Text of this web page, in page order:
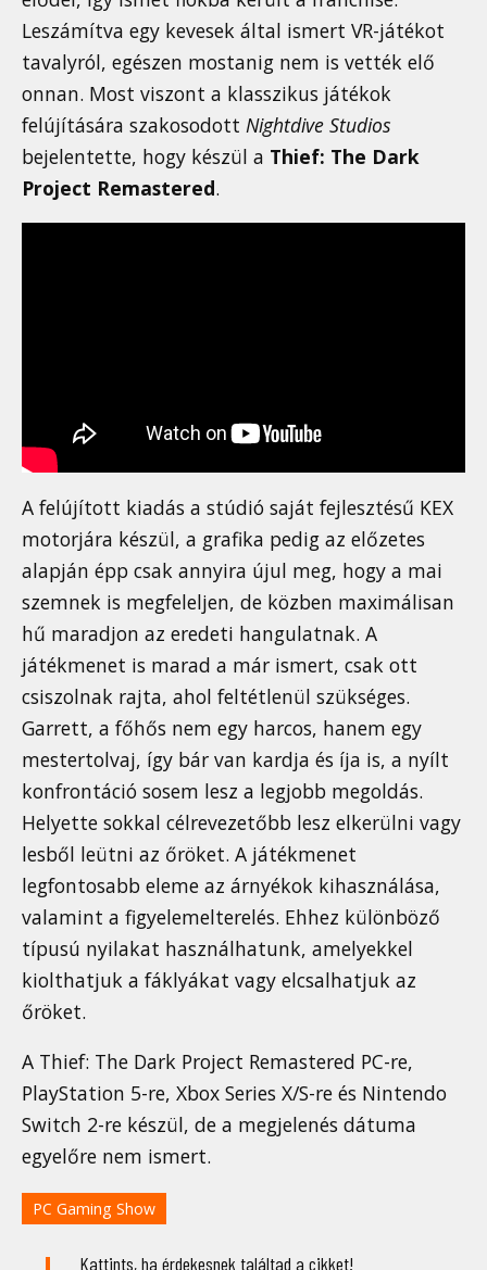
Leszámítva egy kevesek által ismert VR-játékot
tavalyról, egészen mostanig nem is vették elő
onnan. Most viszont a klasszikus játékok
felújítására szakosodott Nightdive Studios
bejelentette, hogy készül a Thief: The Dark
Project Remastered.
A felújított kiadás a stúdió saját fejlesztésű KEX
motorjára készül, a grafika pedig az előzetes
alapján épp csak annyira újul meg, hogy a mai
szemnek is megfeleljen, de közben maximálisan
hű maradjon az eredeti hangulatnak. A
játékmenet is marad a már ismert, csak ott
csiszolnak rajta, ahol feltétlenül szükséges.
Garrett, a főhős nem egy harcos, hanem egy
mestertolvaj, így bár van kardja és íja is, a nyílt
konfrontáció sosem lesz a legjobb megoldás.
Helyette sokkal célrevezetőbb lesz elkerülni vagy
lesből leütni az őröket. A játékmenet
legfontosabb eleme az árnyékok kihasználása,
valamint a figyelemelterelés. Ehhez különböző
típusú nyilakat használhatunk, amelyekkel
kiolthatjuk a fáklyákat vagy elcsalhatjuk az
őröket.
A Thief: The Dark Project Remastered PC-re,
PlayStation 5-re, Xbox Series X/S-re és Nintendo
Switch 2-re készül, de a megjelenés dátuma
egyelőre nem ismert.
PC Gaming Show
Kattints, ha érdekesnek találtad a cikket!